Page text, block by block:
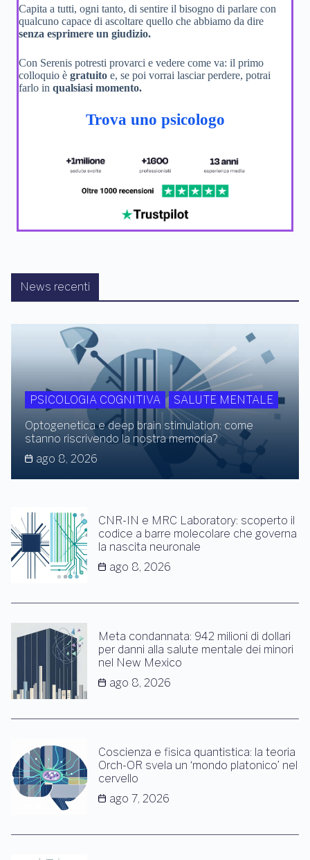
Capita a tutti, ogni tanto, di sentire il bisogno di parlare con
qualcuno capace di ascoltare quello che abbiamo da dire
senza esprimere un giudizio.
Con Serenis potresti provarci e vedere come va: il primo
colloquio è gratuito e, se poi vorrai lasciar perdere, potrai
farlo in qualsiasi momento.
Trova uno psicologo
News recenti
PSICOLOGIA COGNITIVA
SALUTE MENTALE
Optogenetica e deep brain stimulation: come
stanno riscrivendo la nostra memoria?
ago 8, 2026
CNR-IN e MRC Laboratory: scoperto il
codice a barre molecolare che governa
la nascita neuronale
ago 8, 2026
Meta condannata: 942 milioni di dollari
per danni alla salute mentale dei minori
nel New Mexico
ago 8, 2026
Coscienza e fisica quantistica: la teoria
Orch-OR svela un ‘mondo platonico’ nel
cervello
ago 7, 2026